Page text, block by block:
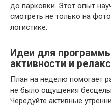
до парковки. Этот опыт
смотреть не только на
логистике.
Идеи для
активности и
План на неделю помогает
не было ощущения
Чередуйте активные